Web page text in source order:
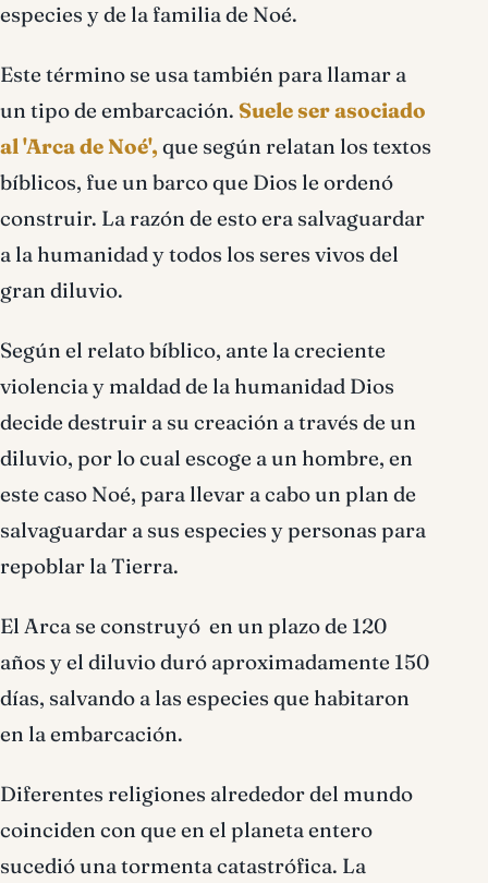
especies y de la familia de Noé.
Este término se usa también para llamar a
un tipo de embarcación. Suele ser asociado
al 'Arca de Noé', que según relatan los textos
bíblicos, fue un barco que Dios le ordenó
construir. La razón de esto era salvaguardar
a la humanidad y todos los seres vivos del
gran diluvio.
Según el relato bíblico, ante la creciente
violencia y maldad de la humanidad Dios
decide destruir a su creación a través de un
diluvio, por lo cual escoge a un hombre, en
este caso Noé, para llevar a cabo un plan de
salvaguardar a sus especies y personas para
repoblar la Tierra.
El Arca se construyó en un plazo de 120
años y el diluvio duró aproximadamente 150
días, salvando a las especies que habitaron
en la embarcación.
Diferentes religiones alrededor del mundo
coinciden con que en el planeta entero
sucedió una tormenta catastrófica. La